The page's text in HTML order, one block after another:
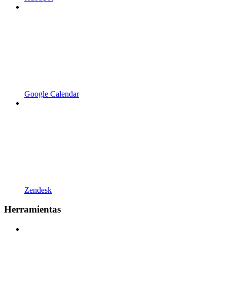
Google Calendar
Zendesk
Herramientas